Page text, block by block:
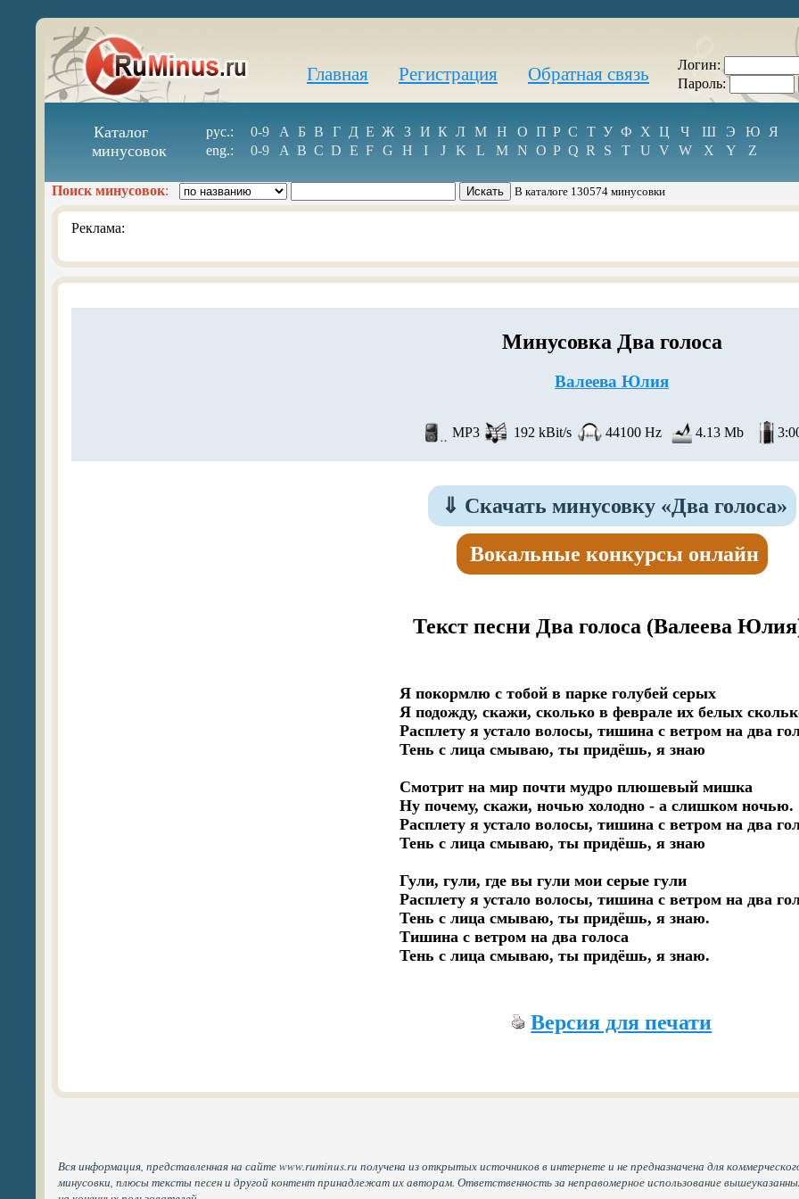
Главная Регистрация Обратная связь
Логин:
Пароль:
Каталог
минусовок
рус.: 0-9 А Б В Г Д Е Ж З И К Л М Н О П Р С Т У Ф Х Ц Ч Ш Э Ю Я
eng.:
0-9 A B C D E F G H I J K L M N O P Q R S T U V W X Y Z
Поиск минусовок: В каталоге 130574 минусовки
Реклама:
Минусовка Два голоса
Валеева Юлия
MP3 192 kBit/s 44100 Hz 4.13 Mb
⇓ Скачать минусовку «Два голоса»
Вокальные конкурсы онлайн
Текст песни Два голоса (Валеева
Я покормлю с тобой в парке голубей серых
Я подожду, скажи, сколько в феврале их белых
Расплету я устало волосы, тишина с ветром на два
Тень с лица смываю, ты придёшь, я знаю
Смотрит на мир почти мудро плюшевый мишка
Ну почему, скажи, ночью холодно - а слишком ночью.
Расплету я устало волосы, тишина с ветром на два
Тень с лица смываю, ты придёшь, я знаю
Гули, гули, где вы гули мои серые гули
Расплету я устало волосы, тишина с ветром на два
Тень с лица смываю, ты придёшь, я знаю.
Тишина с ветром на два голоса
Версия для печати
Вся информация, представленная на сайте www.ruminus.ru получена из открытых источников в интернете и не предназначена для
минусовки, плюсы тексты песен и другой контент принадлежат их авторам. Ответственность за неправомерное использование